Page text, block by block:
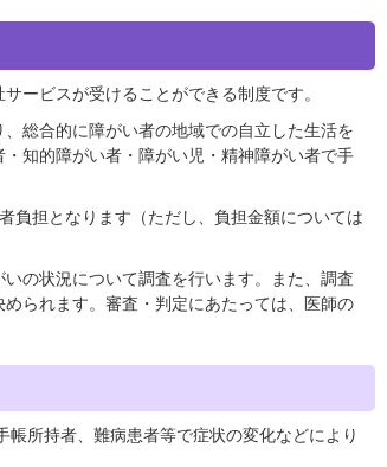
ービスが受けることができる制度です。
総合的に障がい者の地域での自立した生活を
知的障がい者・障がい児・精神障がい者で手
負担となります（ただし、負担金額については
の状況について調査を行います。また、調査
られます。審査・判定にあたっては、医師の
所持者、難病患者等で症状の変化などにより